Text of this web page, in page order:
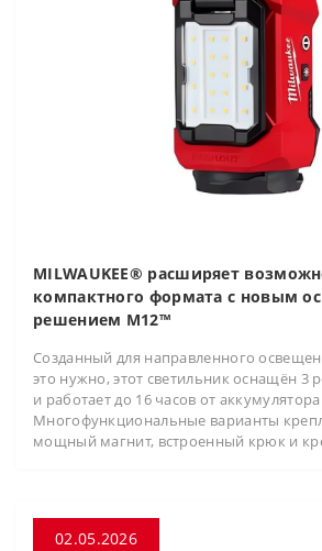
MILWAUKEE® расширяет
компактного формата с новым
решением M12™
Созданный для направленного
это нужно, этот светильник оснащён 3
и работает до 16 часов от
Многофункциональные варианты
мощный магнит, встроенный крюк и
02.05.2026